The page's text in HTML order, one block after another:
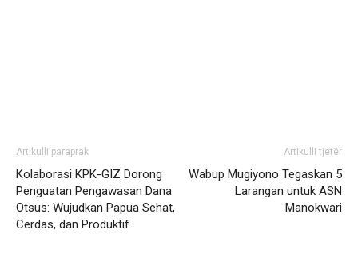
Artikulli paraprak
Kolaborasi KPK-GIZ Dorong
Penguatan Pengawasan Dana
Otsus: Wujudkan Papua Sehat,
Cerdas, dan Produktif
Artikulli tjetër
Wabup Mugiyono Tegaskan 5
Larangan untuk ASN
Manokwari